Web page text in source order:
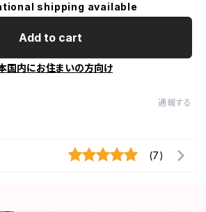
shipping available
Add to cart
国内にお住まいの方向け
通報する
(7)